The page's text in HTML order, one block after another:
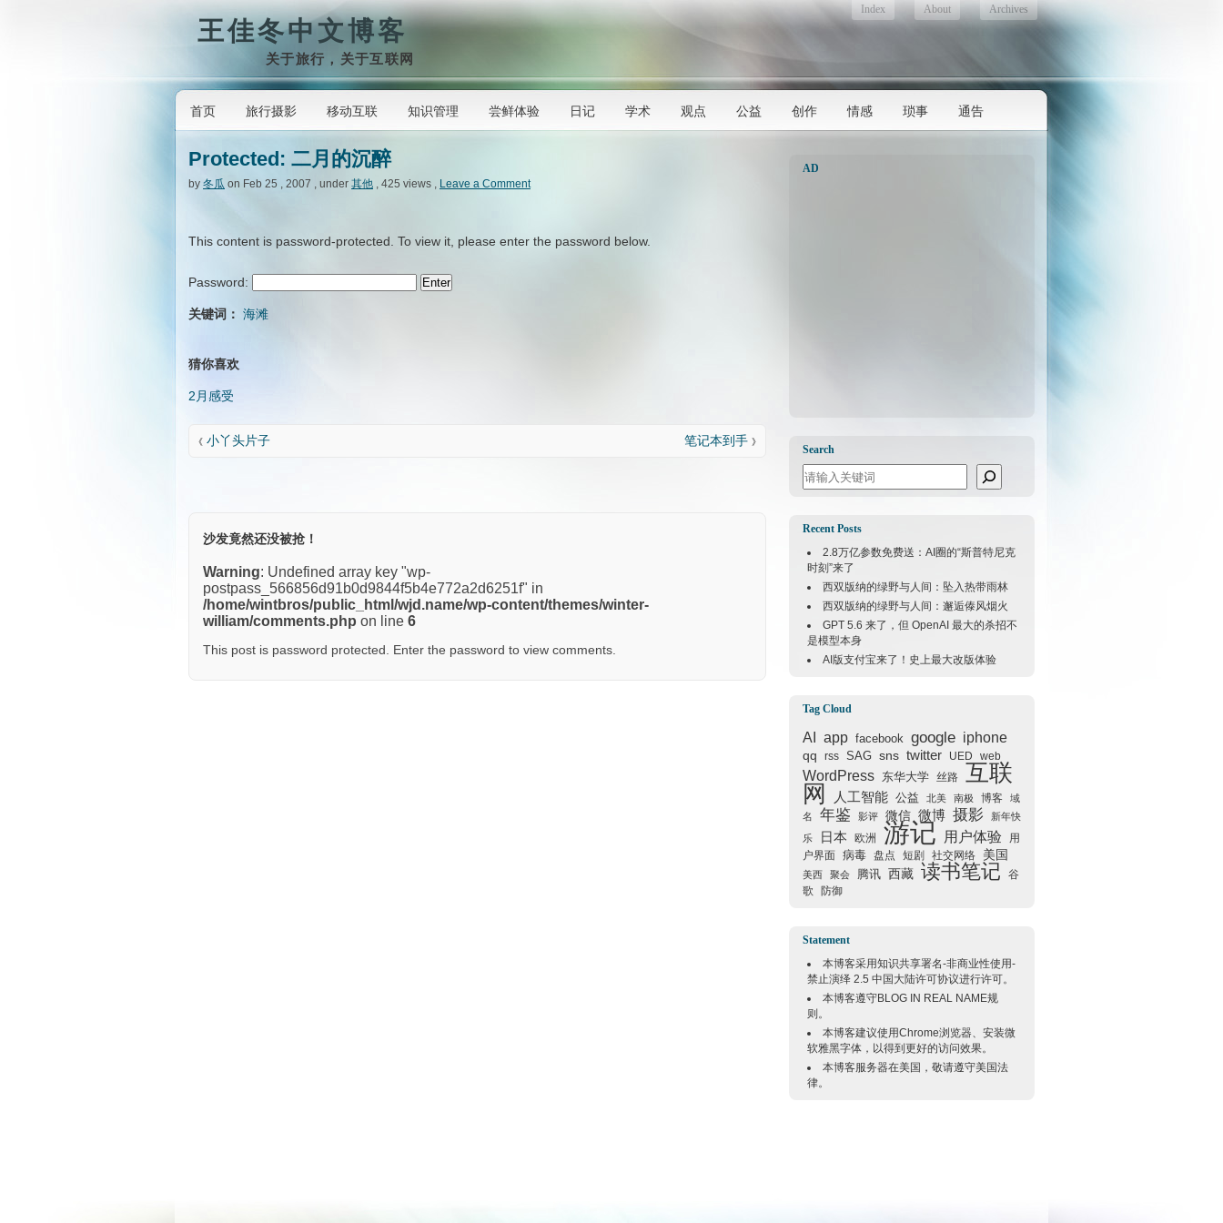
王佳冬中文博客
关于旅行，关于互联网
Index About Archives
首页 旅行摄影 移动互联 知识管理 尝鲜体验 日记 学术 观点 公益 创作 情感 琐事 通告
Protected: 二月的沉醉
by 冬瓜 on Feb 25 , 2007 , under 其他 , 425 views , Leave a Comment
This content is password-protected. To view it, please enter the password below.
Password:
关键词： 海滩
猜你喜欢
2月感受
《 小丫头片子 笔记本到手 》
沙发竟然还没被抢！
Warning: Undefined array key "wp-
postpass_566856d91b0d9844f5b4e772a2d6251f" in
/home/wintbros/public_html/wjd.name/wp-content/themes/winter-
william/comments.php on line 6
This post is password protected. Enter the password to view comments.
AD
Search
Search
Recent Posts
2.8万亿参数免费送：AI圈的“斯普特尼克
时刻”来了
西双版纳的绿野与人间：坠入热带雨林
西双版纳的绿野与人间：邂逅傣风烟火
GPT 5.6 来了，但 OpenAI 最大的杀招不
是模型本身
AI版支付宝来了！史上最大改版体验
Tag Cloud
AI app facebook google iphone
qq rss SAG sns twitter UED web
WordPress 东华大学 丝路 互联
网
人工智能 公益 北美 南极 博客
域
名
年鉴 影评 微信 微博 摄影
新年快
乐
日本 欧洲 游记 用户体验
用
户界面
病毒 盘点 短剧 社交网络 美国
美西 聚会 腾讯 西藏 读书笔记
谷
歌
防御
Statement
本博客采用知识共享署名-非商业性使用-
禁止演绎 2.5 中国大陆许可协议进行许可。
本博客遵守BLOG IN REAL NAME规
则。
本博客建议使用Chrome浏览器、安装微
软雅黑字体，以得到更好的访问效果。
本博客服务器在美国 ，敬请遵守美国法
律。